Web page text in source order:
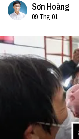
Sơn Hoàng
09 Thg 01